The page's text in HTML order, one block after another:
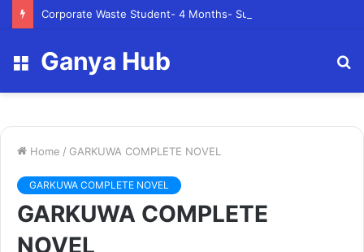
Menu
Ganya Hub
Home / GARKUWA COMPLETE NOVEL
GARKUWA COMPLETE NOVEL
GARKUWA COMPLETE
NOVEL